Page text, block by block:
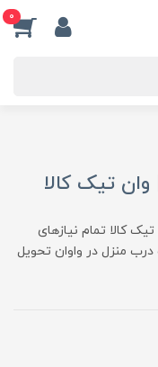
0
وان تیک کالا
کالا تمام نیازهای
منزل در واوان تحویل